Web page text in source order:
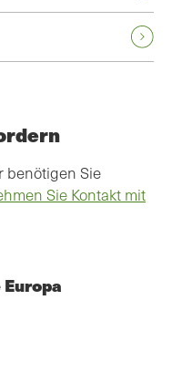
benötigen Sie
Sie Kontakt mit